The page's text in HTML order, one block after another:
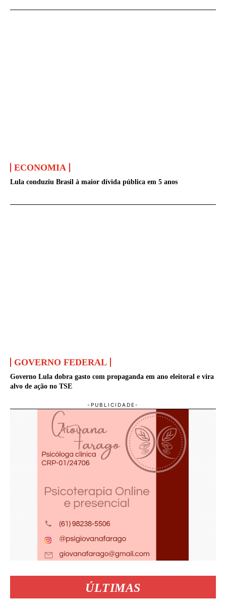
ECONOMIA
Lula conduziu Brasil à maior dívida pública em 5 anos
GOVERNO FEDERAL
Governo Lula dobra gasto com propaganda em ano eleitoral e vira
alvo de ação no TSE
ÚLTIMAS